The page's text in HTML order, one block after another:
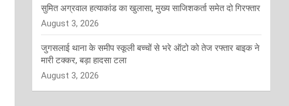
सुमित अग्रवाल हत्याकांड का खुलासा, मुख्य साजिशकर्ता समेत दो गिरफ्तार
August 3, 2026
जुगसलाई थाना के समीप स्कूली बच्चों से भरे ऑटो को तेज रफ्तार बाइक ने
मारी टक्कर, बड़ा हादसा टला
August 3, 2026